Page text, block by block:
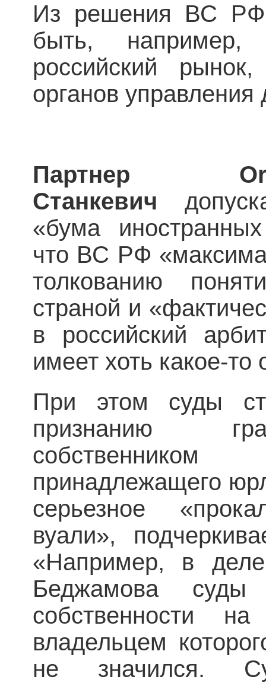
Из решения ВС РФ
быть, например,
российский
органов
Партнер
Станкевич
«бума
что ВС РФ
толкованию
страной и
в российский
имеет хоть какое-
При этом суды
признанию
принадлежащего
серьезное
вуали»,
«Например, в деле
Беджамова
собственности
владельцем
не значился.